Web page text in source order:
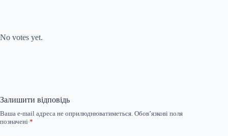
No votes yet.
Залишити відповідь
Ваша e-mail адреса не оприлюднюватиметься. Обов’язкові поля
позначені *